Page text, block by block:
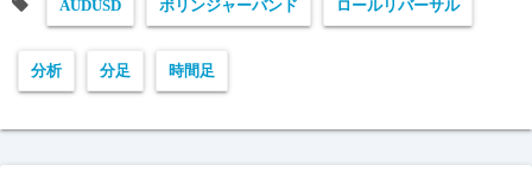
AUDUSD ボリンジャーバンド ロールリバーサル
分析 分足 時間足